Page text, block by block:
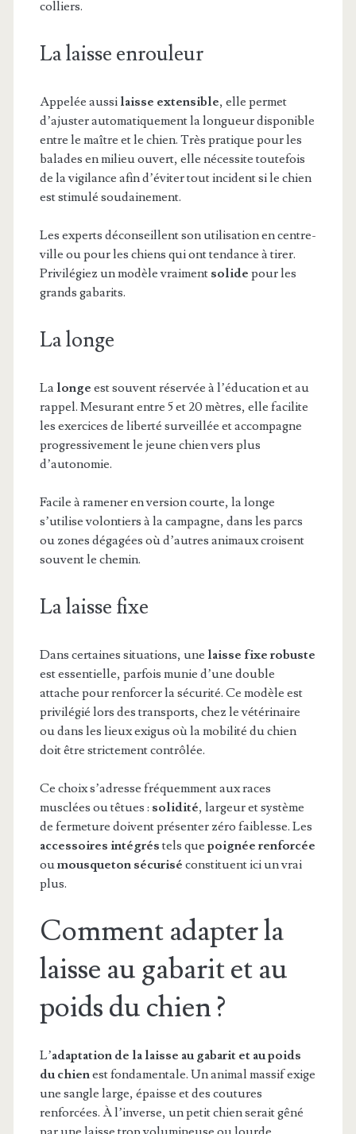
colliers.
La laisse enrouleur
Appelée aussi laisse extensible, elle permet
d’ajuster automatiquement la longueur disponible
entre le maître et le chien. Très pratique pour les
balades en milieu ouvert, elle nécessite toutefois
de la vigilance afin d’éviter tout incident si le chien
est stimulé soudainement.
Les experts déconseillent son utilisation en centre-
ville ou pour les chiens qui ont tendance à tirer.
Privilégiez un modèle vraiment solide pour les
grands gabarits.
La longe
La longe est souvent réservée à l’éducation et au
rappel. Mesurant entre 5 et 20 mètres, elle facilite
les exercices de liberté surveillée et accompagne
progressivement le jeune chien vers plus
d’autonomie.
Facile à ramener en version courte, la longe
s’utilise volontiers à la campagne, dans les parcs
ou zones dégagées où d’autres animaux croisent
souvent le chemin.
La laisse fixe
Dans certaines situations, une laisse fixe robuste
est essentielle, parfois munie d’une double
attache pour renforcer la sécurité. Ce modèle est
privilégié lors des transports, chez le vétérinaire
ou dans les lieux exigus où la mobilité du chien
doit être strictement contrôlée.
Ce choix s’adresse fréquemment aux races
musclées ou têtues : solidité, largeur et système
de fermeture doivent présenter zéro faiblesse. Les
accessoires intégrés tels que poignée renforcée
oumousqueton sécurisé constituent ici un vrai
plus.
Comment adapter la
laisse au gabarit et au
poids du chien ?
L’adaptation de la laisse au gabarit et au poids
du chienest fondamentale. Un animal massif exige
une sangle large, épaisse et des coutures
renforcées. À l’inverse, un petit chien serait gêné